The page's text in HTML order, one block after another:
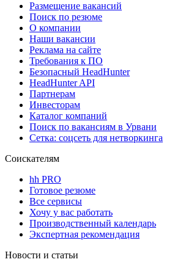
Размещение вакансий
Поиск по резюме
О компании
Наши вакансии
Реклама на сайте
Требования к ПО
Безопасный HeadHunter
HeadHunter API
Партнерам
Инвесторам
Каталог компаний
Поиск по вакансиям в Урвани
Сетка: соцсеть для нетворкинга
Соискателям
hh PRO
Готовое резюме
Все сервисы
Хочу у вас работать
Производственный календарь
Экспертная рекомендация
Новости и статьи